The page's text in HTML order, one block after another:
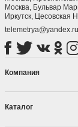
Москва, ​Бульвар
Иркутск, ​Цесовская
telemetrya@yandex.ru
Компания
Каталог